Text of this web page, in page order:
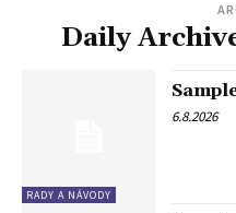
Daily
RADY A NÁVODY
6.8.2026